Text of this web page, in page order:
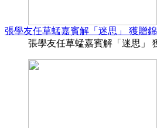
張學友任草蜢嘉賓解「迷思」 獲贈
張學友任草蜢嘉賓解「迷思」